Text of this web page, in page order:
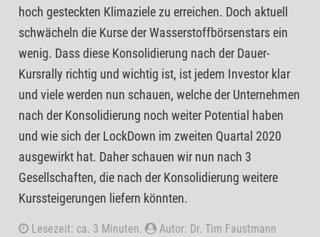
hoch gesteckten Klimaziele zu erreichen. Doch aktuell
schwächeln die Kurse der Wasserstoffbörsenstars ein
wenig. Dass diese Konsolidierung nach der Dauer-
Kursrally richtig und wichtig ist, ist jedem Investor klar
und viele werden nun schauen, welche der Unternehmen
nach der Konsolidierung noch weiter Potential haben
und wie sich der LockDown im zweiten Quartal 2020
ausgewirkt hat. Daher schauen wir nun nach 3
Gesellschaften, die nach der Konsolidierung weitere
Kurssteigerungen liefern könnten.
Lesezeit: ca. 3 Minuten.
Autor: Dr. Tim Faustmann